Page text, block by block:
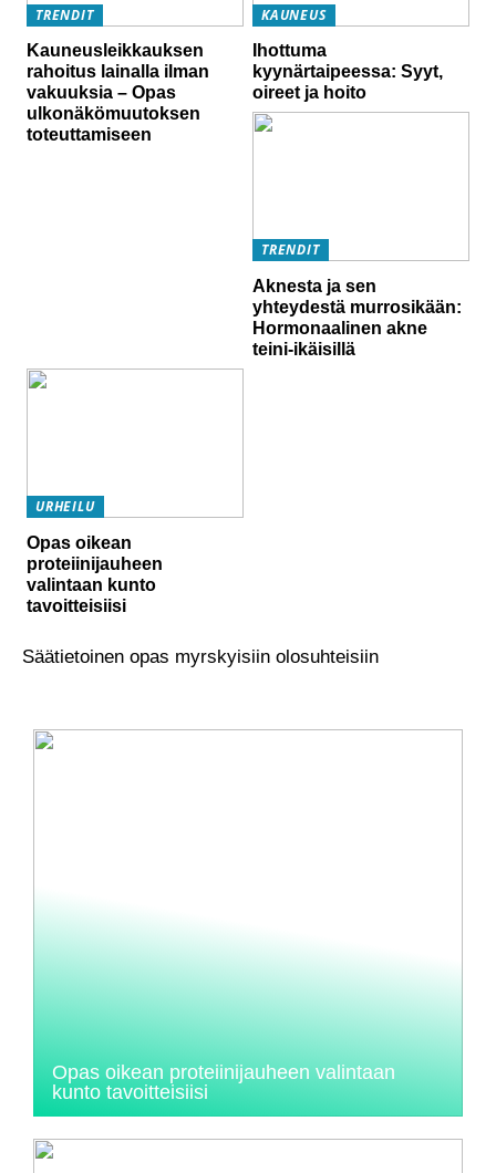
TRENDIT
Kauneusleikkauksen
rahoitus lainalla ilman
vakuuksia – Opas
ulkonäkömuutoksen
toteuttamiseen
KAUNEUS
Ihottuma
kyynärtaipeessa: Syyt,
oireet ja hoito
TRENDIT
Aknesta ja sen
yhteydestä murrosikään:
Hormonaalinen akne
teini-ikäisillä
URHEILU
Opas oikean
proteiinijauheen
valintaan kunto
tavoitteisiisi
Säätietoinen opas myrskyisiin olosuhteisiin
Opas oikean proteiinijauheen valintaan
kunto tavoitteisiisi